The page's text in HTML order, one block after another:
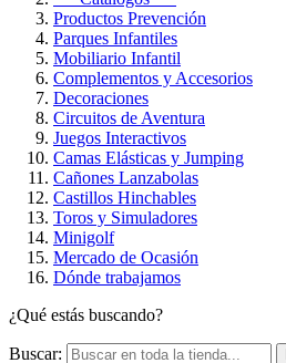
Productos Prevención
Parques Infantiles
Mobiliario Infantil
Complementos y Accesorios
Decoraciones
Circuitos de Aventura
Juegos Interactivos
Camas Elásticas y Jumping
Cañones Lanzabolas
Castillos Hinchables
Toros y Simuladores
Minigolf
Mercado de Ocasión
Dónde trabajamos
¿Qué estás buscando?
Buscar: